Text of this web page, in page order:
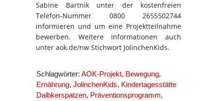
Sabine Bartnik unter der kostenfreien
Telefon-Nummer 0800 2655502744
informieren und um eine Projektteilnahme
bewerben. Weitere Informationen auch
unter aok.de/nw Stichwort JolinchenKids.
Schlagwörter: AOK-Projekt, Bewegung,
Ernährung, JolinchenKids, Kindertagesstätte
Dalbkerspatzen, Präventionsprogramm,